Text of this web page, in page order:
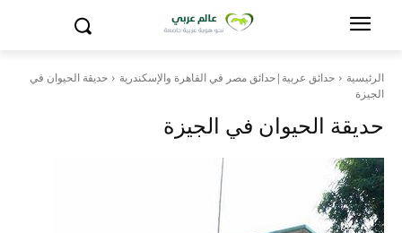
الرئيسية حدائق عربية|حدائق مصر في القاهرة والإسكندرية
حديقة الحيوان في
الجيزة
حديقة الحيوان في الجيزة